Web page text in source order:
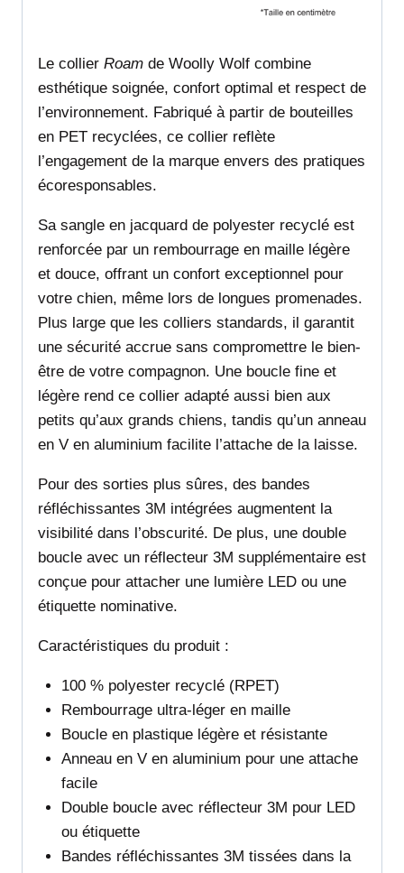
Le collier Roam de Woolly Wolf combine
esthétique soignée, confort optimal et respect de
l’environnement. Fabriqué à partir de bouteilles
en PET recyclées, ce collier reflète
l’engagement de la marque envers des pratiques
écoresponsables.
Sa sangle en jacquard de polyester recyclé est
renforcée par un rembourrage en maille légère
et douce, offrant un confort exceptionnel pour
votre chien, même lors de longues promenades.
Plus large que les colliers standards, il garantit
une sécurité accrue sans compromettre le bien-
être de votre compagnon. Une boucle fine et
légère rend ce collier adapté aussi bien aux
petits qu’aux grands chiens, tandis qu’un anneau
en V en aluminium facilite l’attache de la laisse.
Pour des sorties plus sûres, des bandes
réfléchissantes 3M intégrées augmentent la
visibilité dans l’obscurité. De plus, une double
boucle avec un réflecteur 3M supplémentaire est
conçue pour attacher une lumière LED ou une
étiquette nominative.
Caractéristiques du produit :
100 % polyester recyclé (RPET)
Rembourrage ultra-léger en maille
Boucle en plastique légère et résistante
Anneau en V en aluminium pour une attache
facile
Double boucle avec réflecteur 3M pour LED
ou étiquette
Bandes réfléchissantes 3M tissées dans la